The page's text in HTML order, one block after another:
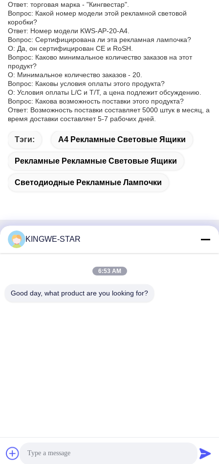
Ответ: торговая марка - "Кингвестар".
Вопрос: Какой номер модели этой рекламной световой
коробки?
Ответ: Номер модели KWS-AP-20-A4.
Вопрос: Сертифицирована ли эта рекламная лампочка?
О: Да, он сертифицирован CE и RoSH.
Вопрос: Каково минимальное количество заказов на этот
продукт?
О: Минимальное количество заказов - 20.
Вопрос: Каковы условия оплаты этого продукта?
О: Условия оплаты L/C и T/T, а цена подлежит обсуждению.
Вопрос: Какова возможность поставки этого продукта?
Ответ: Возможность поставки составляет 5000 штук в месяц, а
время доставки составляет 5-7 рабочих дней.
Тэги: A4 Рекламные Световые Ящики
Рекламные Рекламные Световые Ящики
Светодиодные Рекламные Лампочки
Быстрый контакт
Баишисия, улица Фюён, район Баоан, Шэньчжэнь,
TECHNOLOGY CO, LTD. Все. Все права защищены.
KINGWE-STAR
6:53 AM
Good day, what product are you looking for?